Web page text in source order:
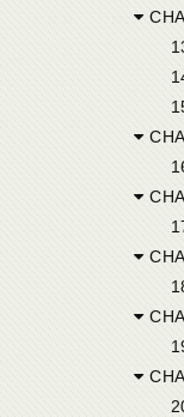
CHAPITRE